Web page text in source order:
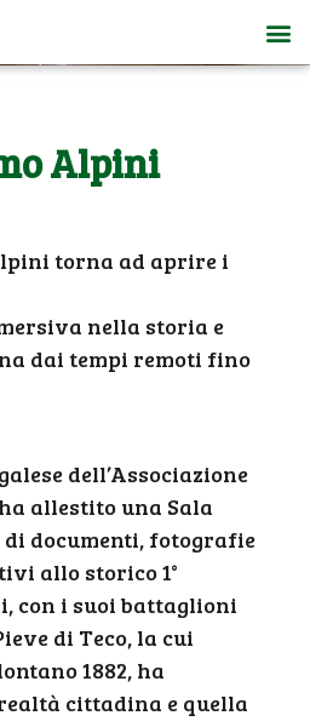
Alpini
torna ad aprire i
nella storia e
dai tempi remoti fino
dell’Associazione
allestito una Sala
documenti, fotografie
allo storico 1°
con i suoi battaglioni
di Teco, la cui
1882, ha
cittadina e quella